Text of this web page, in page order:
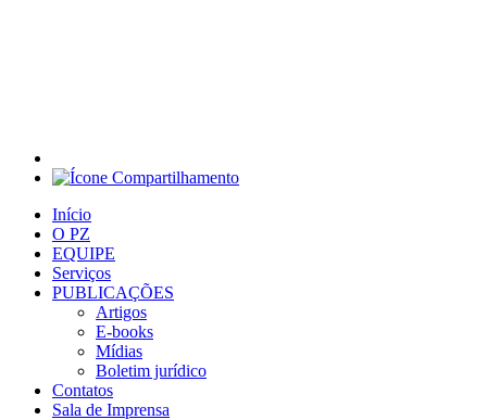
Início
O PZ
EQUIPE
Serviços
PUBLICAÇÕES
Artigos
E-books
Mídias
Boletim jurídico
Contatos
Sala de Imprensa